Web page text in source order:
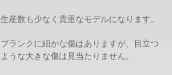
生産数も少なく貴重なモデルになります。
ブランクに細かな傷はありますが、目立つ
ような大きな傷は見当たりません。